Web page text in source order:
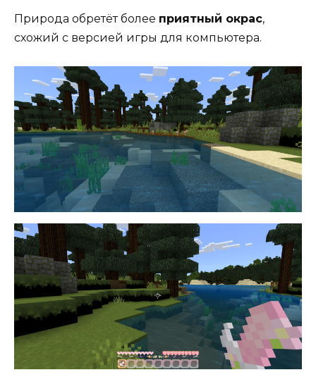
Природа обретёт более приятный окрас,
схожий с версией игры для компьютера.